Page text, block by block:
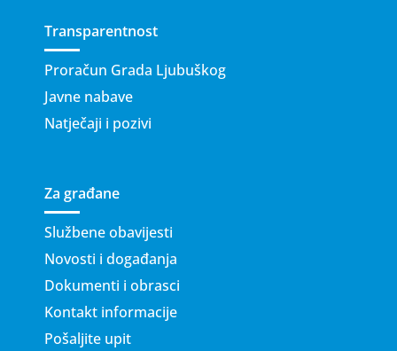
Transparentnost
Proračun Grada Ljubuškog
Javne nabave
Natječaji i pozivi
Za građane
Službene obavijesti
Novosti i događanja
Dokumenti i obrasci
Kontakt informacije
Pošaljite upit